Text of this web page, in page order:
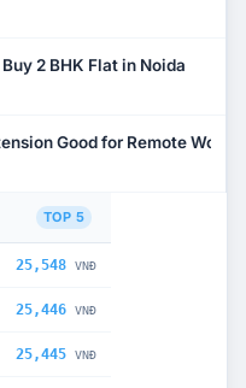
2 BHK Flat in Noida
Good for Remote Work?
TOP 5
25,548 VNĐ
25,446 VNĐ
25,445 VNĐ